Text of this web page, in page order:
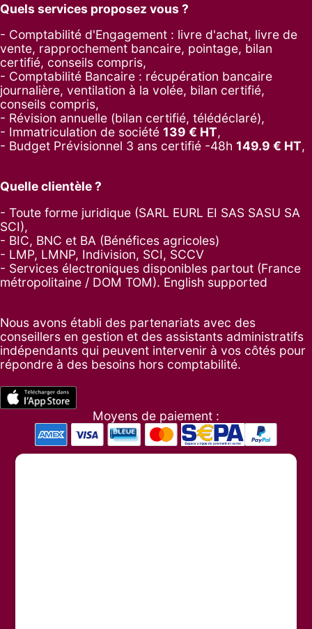
Quels services proposez vous ?
- Comptabilité d'Engagement : livre d'achat, livre de
vente, rapprochement bancaire, pointage, bilan
certifié, conseils compris,
- Comptabilité Bancaire : récupération bancaire
journalière, ventilation à la volée, bilan certifié,
conseils compris,
- Révision annuelle (bilan certifié, télédéclaré),
- Immatriculation de société 139 € HT,
- Budget Prévisionnel 3 ans certifié -48h 149.9 € HT,
Quelle clientèle ?
- Toute forme juridique (SARL EURL EI SAS SASU SA
SCI),
- BIC, BNC et BA (Bénéfices agricoles)
- LMP, LMNP, Indivision, SCI, SCCV
- Services électroniques disponibles partout (France
métropolitaine / DOM TOM). English supported
Nous avons établi des partenariats avec des
conseillers en gestion et des assistants administratifs
indépendants qui peuvent intervenir à vos côtés pour
répondre à des besoins hors comptabilité.
Moyens de paiement :